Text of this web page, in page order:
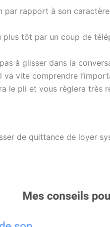
rapport à son
plus tôt par un coup de
pas à glisser dans la
vite comprendre
le pli et vous règlera très
de quittance de loyer